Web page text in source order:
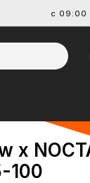
с 09:00
x
100